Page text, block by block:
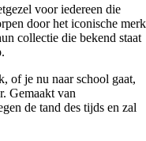
voor iedereen die
door het iconische merk
collectie die bekend staat
of je nu naar school gaat,
Gemaakt van
de tand des tijds en zal